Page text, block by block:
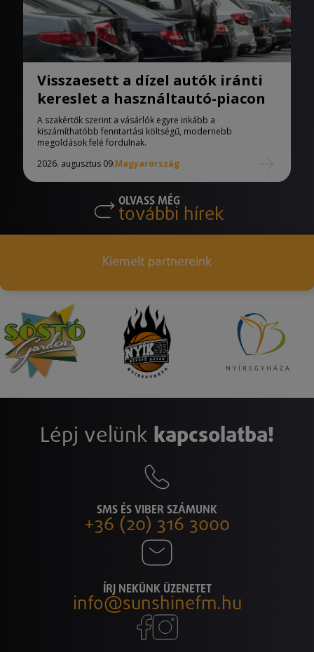
Visszaesett a dízel autók iránti
kereslet a használtautó-piacon
A szakértők szerint a vásárlók egyre inkább a
kiszámíthatóbb fenntartási költségű, modernebb
megoldások felé fordulnak.
2026. augusztus 09.Magyarország
OLVASS MÉG
további hírek
Kiemelt partnereink
Lépj velünk kapcsolatba!
SMS ÉS VIBER SZÁMUNK
+36 (20) 316 3000
ÍRJ NEKÜNK ÜZENETET
info@sunshinefm.hu